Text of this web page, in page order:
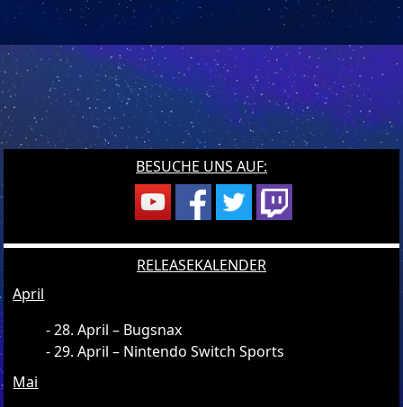
BESUCHE UNS AUF:
RELEASEKALENDER
April
28. April – Bugsnax
29. April – Nintendo Switch Sports
Mai